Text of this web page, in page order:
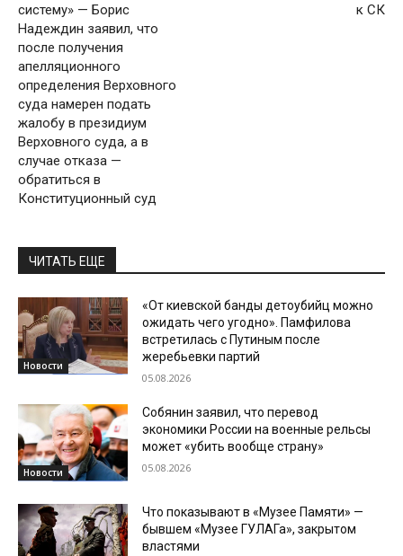
систему» — Борис
Надеждин заявил, что
после получения
апелляционного
определения Верховного
суда намерен подать
жалобу в президиум
Верховного суда, а в
случае отказа —
обратиться в
Конституционный суд
к СК
ЧИТАТЬ ЕЩЕ
Новости
«От киевской банды детоубийц можно
ожидать чего угодно». Памфилова
встретилась с Путиным после
жеребьевки партий
05.08.2026
Новости
Собянин заявил, что перевод
экономики России на военные рельсы
может «убить вообще страну»
05.08.2026
Что показывают в «Музее Памяти» —
бывшем «Музее ГУЛАГа», закрытом
властями